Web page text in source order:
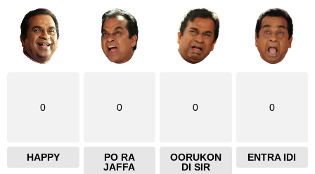
0
HAPPY
0
PO RA
JAFFA
0
OORUKON
DI SIR
0
ENTRA IDI